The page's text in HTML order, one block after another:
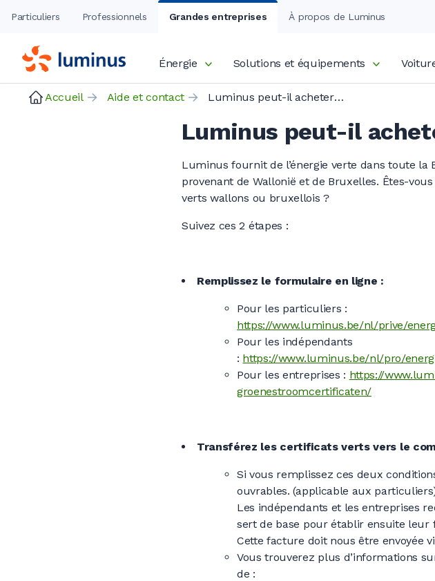
Particuliers Professionnels Grandes entreprises À propos de Luminus
Énergie Solutions et équipements
Accueil Aide et contact Luminus peut-il acheter mes certificats verts ?
Luminus peut-il
Luminus fournit de l’énergie verte dans toute
provenant de Wallonië et de Bruxelles. Êtes-
verts wallons ou bruxellois ?
Suivez ces 2 étapes :
Remplissez le formulaire en ligne :
Pour les particuliers :
https://www.luminus.be/nl/prive/
Pour les indépendants
: https://www.luminus.be/nl/pro/
Pour les entreprises : https://
groenestroomcertificaten/
Transférez les certificats verts vers le
Si vous remplissez ces deux
ouvrables. (applicable aux
Les indépendants et les entreprises
sert de base pour établir ensuite leur
Cette facture doit nous être envoyée
Vous trouverez plus d’informations
de :